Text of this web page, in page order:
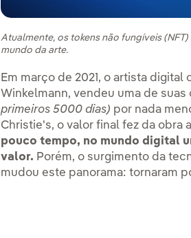
Atualmente, os tokens não fungíveis
mundo da arte.
Em março de 2021, o artista
Winkelmann, vendeu uma de
primeiros 5000 dias) por nada
Christie's, o valor final fez da obra
pouco tempo, no mundo digital
valor. Porém, o surgimento da
mudou este panorama: tornaram